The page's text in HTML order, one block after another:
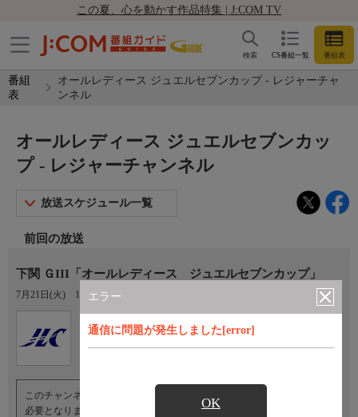
この夏、心を動かす作品特集 | J:COM TV
CS番組一覧 番組表
検索
番組
表
オールレディース ジュエルセブンカップ - レジャーチャ
ンネル
エラー
通信に問題が発生しました[error]
OK
オールレディース ジュエルセブンカッ
プ - レジャーチャンネル
放送スケジュール一覧
前回の放送
下関 ＧIII「オールレディース ジュエルセブンカップ」
7月21日(火) 18:15〜21:00
レジャーチャンネル
このチャンネルのご視聴には、オプションチャンネル(有料)のご契約が
必要となります。